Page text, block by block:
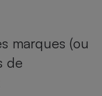
marques (ou
de